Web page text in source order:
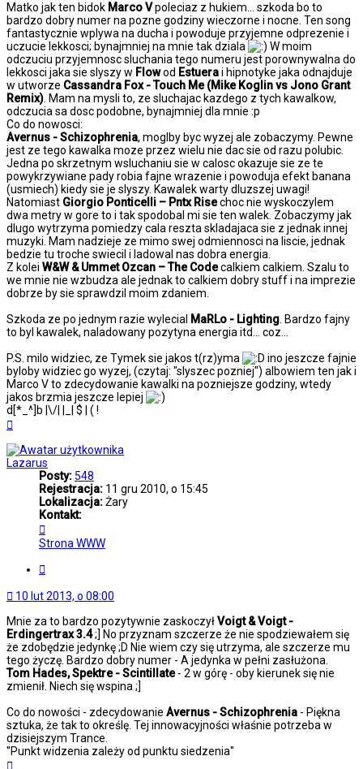
Matko jak ten bidok Marco Vpoleciaz z hukiem... szkoda bo to
bardzo dobry numer na pozne godziny wieczorne i nocne. Ten song
fantastycznie wplywa na ducha i powoduje przyjemne odprezenie i
uczucie lekkosci; bynajmniej na mnie tak dziala
W moim
odczuciu przyjemnosc sluchania tego numeru jest porownywalna do
lekkosci jaka sie slyszy w Flowod Estuerai hipnotyke jaka odnajduje
w utworze Cassandra Fox - Touch Me (Mike Koglin vs Jono Grant
Remix). Mam na mysli to, ze sluchajac kazdego z tych kawalkow,
odczucia sa dosc podobne, bynajmniej dla mnie :p
Co do nowosci:
Avernus - Schizophrenia, moglby byc wyzej ale zobaczymy. Pewne
jest ze tego kawalka moze przez wielu nie dac sie od razu polubic.
Jedna po skrzetnym wsluchaniu sie w calosc okazuje sie ze te
powykrzywiane pady robia fajne wrazenie i powoduja efekt banana
(usmiech) kiedy sie je slyszy. Kawalek warty dluzszej uwagi!
Natomiast Giorgio Ponticelli – Pntx Risechoc nie wyskoczylem
dwa metry w gore to i tak spodobal mi sie ten walek. Zobaczymy jak
dlugo wytrzyma pomiedzy cala reszta skladajaca sie z jednak innej
muzyki. Mam nadzieje ze mimo swej odmiennosci na liscie, jednak
bedzie tu troche swiecil i ladowal nas dobra energia.
Z kolei W&W & Ummet Ozcan – The Codecalkiem calkiem. Szalu to
we mnie nie wzbudza ale jednak to calkiem dobry stuff i na imprezie
dobrze by sie sprawdzil moim zdaniem.
Szkoda ze po jednym razie wylecial MaRLo - Lighting. Bardzo fajny
to byl kawalek, naladowany pozytyna energia itd... coz...
P.S. milo widziec, ze Tymek sie jakos t(rz)yma
ino jeszcze fajnie
byloby widziec go wyzej, (czytaj: "slyszec pozniej") albowiem ten jak i
Marco V to zdecydowanie kawalki na pozniejsze godziny, wtedy
jakos brzmia jeszcze lepiej
d[*_^]b |\/| |_| $ | ( !
Lazarus
Posty:548
Rejestracja: 11 gru 2010, o 15:45
Lokalizacja:Żary
Kontakt:
się
z
Strona WWW
10 lut 2013, o 08:00
Mnie za to bardzo pozytywnie zaskoczyłVoigt & Voigt -
Erdingertrax 3.4;] No przyznam szczerze że nie spodziewałem się
że zdobędzie jedynkę ;D Nie wiem czy się utrzyma, ale szczerze mu
tego życzę. Bardzo dobry numer - A jedynka w pełni zasłużona.
Tom Hades, Spektre - Scintillate- 2 w górę - oby kierunek się nie
zmienił. Niech się wspina ;]
Co do nowości - zdecydowanie Avernus - Schizophrenia - Piękna
sztuka, że tak to określę. Tej innowacyjności właśnie potrzeba w
dzisiejszym Trance.
''Punkt widzenia zależy od punktu siedzenia''